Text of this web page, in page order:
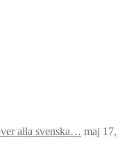
alla svenska… maj 17,